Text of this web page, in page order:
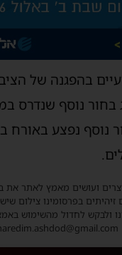
בהפגנה של
בחור נוסף שנדרס
נוסף נפצע באורח
ועושים מאמץ לאתר את
זיהיתים בפרסומינו צילום
ולבקש לחדול מהשימוש